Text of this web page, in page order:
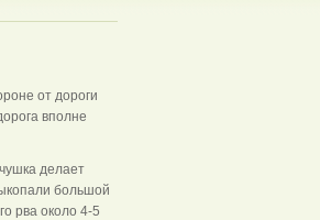
от дороги
вполне
делает
большой
рва около 4-5